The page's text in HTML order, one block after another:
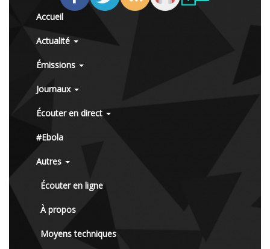
Accueil
Actualité
Émissions
Journaux
Écouter en direct
#Ebola
Autres
Écouter en ligne
À propos
Moyens techniques